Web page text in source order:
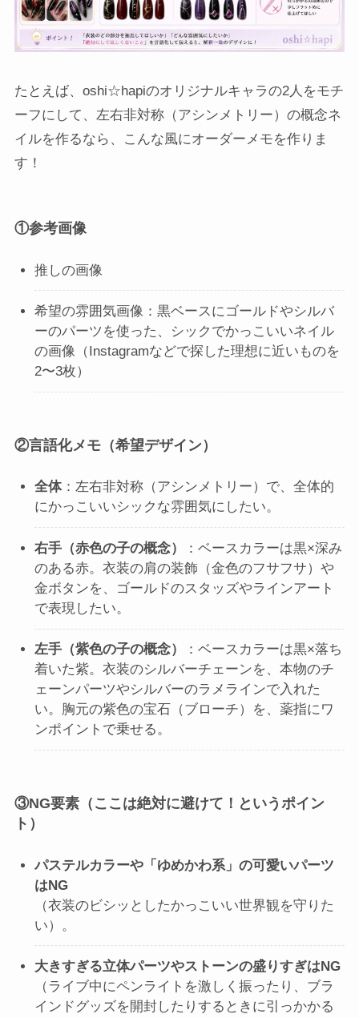
たとえば、oshi☆hapiのオリジナルキャラの2人をモチ
ーフにして、左右非対称（アシンメトリー）の概念ネ
イルを作るなら、こんな風にオーダーメモを作りま
す！
①参考画像
推しの画像
希望の雰囲気画像：黒ベースにゴールドやシルバ
ーのパーツを使った、シックでかっこいいネイル
の画像（Instagramなどで探した理想に近いものを
2〜3枚）
②言語化メモ（希望デザイン）
全体：左右非対称（アシンメトリー）で、全体的
にかっこいいシックな雰囲気にしたい。
右手（赤色の子の概念）
：ベースカラーは黒×深み
のある赤。衣装の肩の装飾（金色のフサフサ）や
金ボタンを、ゴールドのスタッズやラインアート
で表現したい。
左手（紫色の子の概念）
：ベースカラーは黒×落ち
着いた紫。衣装のシルバーチェーンを、本物のチ
ェーンパーツやシルバーのラメラインで入れた
い。胸元の紫色の宝石（ブローチ）を、薬指にワ
ンポイントで乗せる。
③NG要素（ここは絶対に避けて！というポイン
ト）
パステルカラーや「ゆめかわ系」の可愛いパーツ
はNG
（衣装のビシッとしたかっこいい世界観を守りた
い）。
大きすぎる立体パーツやストーンの盛りすぎはNG
（ライブ中にペンライトを激しく振ったり、ブラ
インドグッズを開封したりするときに引っかかる